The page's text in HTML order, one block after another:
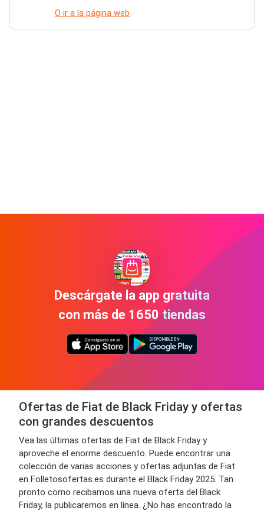
O ir a la página web
Descárgate la app gratuita
con más de 1650 tiendas
Ofertas de Fiat de Black Friday y ofertas
con grandes descuentos
Vea las últimas ofertas de Fiat de Black Friday y
aproveche el enorme descuento. Puede encontrar una
colección de varias acciones y ofertas adjuntas de Fiat
en Folletosofertas.es durante el Black Friday 2025. Tan
pronto como recibamos una nueva oferta del Black
Friday, la publicaremos en línea. ¿No has encontrado la